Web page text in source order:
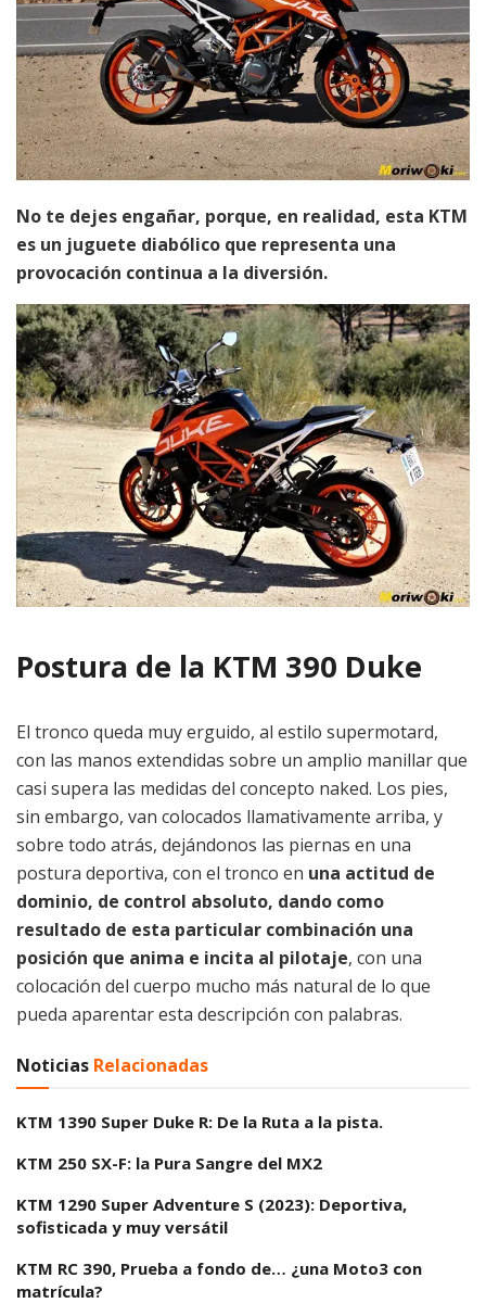
No te dejes engañar, porque, en realidad, esta KTM
es un juguete diabólico que representa una
provocación continua a la diversión.
Postura de la KTM 390 Duke
El tronco queda muy erguido, al estilo supermotard,
con las manos extendidas sobre un amplio manillar que
casi supera las medidas del concepto naked. Los pies,
sin embargo, van colocados llamativamente arriba, y
sobre todo atrás, dejándonos las piernas en una
postura deportiva, con el tronco en una actitud de
dominio, de control absoluto, dando como
resultado de esta particular combinación una
posición que anima e incita al pilotaje, con una
colocación del cuerpo mucho más natural de lo que
pueda aparentar esta descripción con palabras.
Noticias Relacionadas
KTM 1390 Super Duke R: De la Ruta a la pista.
KTM 250 SX-F: la Pura Sangre del MX2
KTM 1290 Super Adventure S (2023): Deportiva,
sofisticada y muy versátil
KTM RC 390, Prueba a fondo de… ¿una Moto3 con
matrícula?